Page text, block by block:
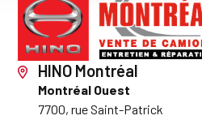
HINO Montréal
Montréal Ouest
7700, rue Saint-Patrick